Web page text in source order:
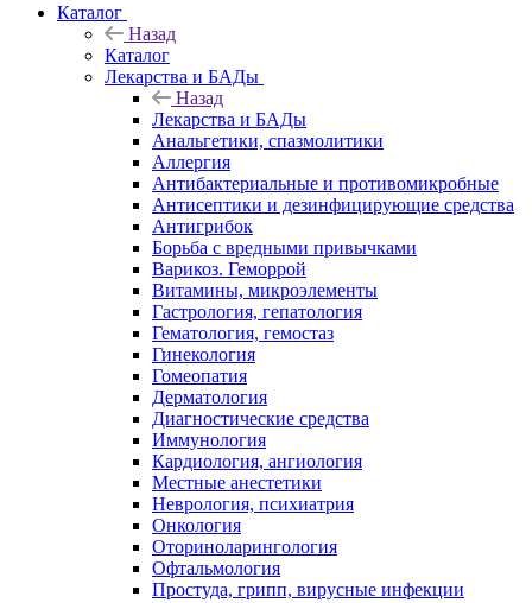
Каталог
Назад
Каталог
Лекарства и БАДы
Назад
Лекарства и БАДы
Анальгетики, спазмолитики
Аллергия
Антибактериальные и противомикробные
Антисептики и дезинфицирующие средства
Антигрибок
Борьба с вредными привычками
Варикоз. Геморрой
Витамины, микроэлементы
Гастрология, гепатология
Гематология, гемостаз
Гинекология
Гомеопатия
Дерматология
Диагностические средства
Иммунология
Кардиология, ангиология
Местные анестетики
Неврология, психиатрия
Онкология
Оториноларингология
Офтальмология
Простуда, грипп, вирусные инфекции